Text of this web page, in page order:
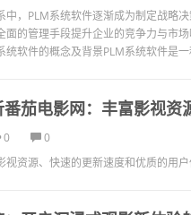
中，PLM系统软件逐渐成为制定战略
面的管理手段提升企业的竞争力与市
统软件的概念及背景PLM系统软件是
茄电影网：丰富影视资
0
0
视资源、快速的更新速度和优质的用